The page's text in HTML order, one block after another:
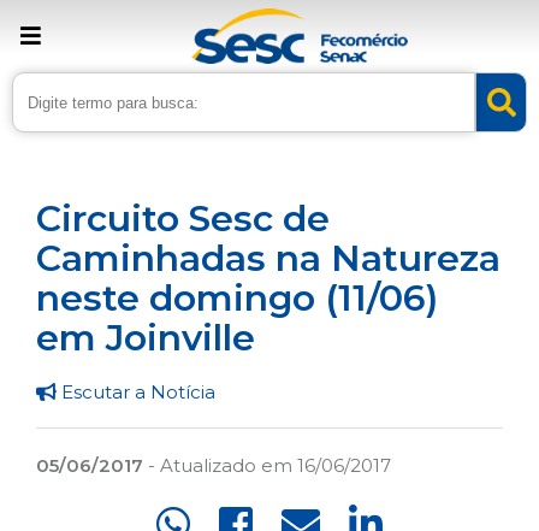
› Home › Noticias
Circuito Sesc de
Caminhadas na Natureza
neste domingo (11/06)
em Joinville
Escutar a Notícia
05/06/2017 - Atualizado em 16/06/2017